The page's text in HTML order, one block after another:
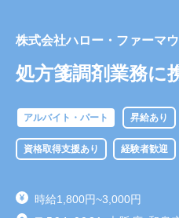
株式会社ハロー・ファーマ
処方箋調剤業務に
アルバイト・パート 昇給あり
資格取得支援あり 経験者歓迎
時給1,800円~3,000円